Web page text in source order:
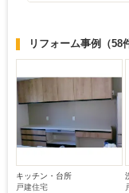
リフォーム事例 （58
キッチン・台所
戸建住宅